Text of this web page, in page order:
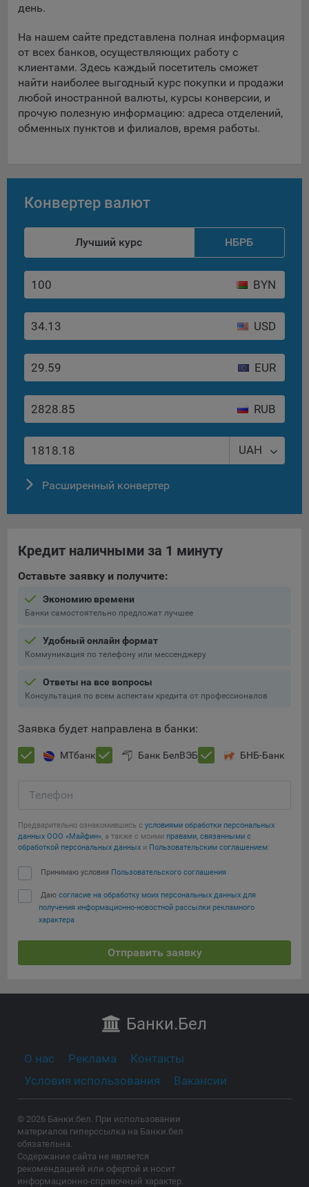
Google Ads - сервис показа контекстной рекламы,
House Barrow Street Dublin 4, D04E5W5 Ireland.
Сохранить мои изменения
Сохранить по умолчанию
день.
На нашем сайте представлена полная информация
от всех банков, осуществляющих работу с
клиентами. Здесь каждый посетитель сможет
найти наиболее выгодный курс покупки и продажи
любой иностранной валюты, курсы конверсии, и
прочую полезную информацию: адреса отделений,
обменных пунктов и филиалов, время работы.
Конвертер валют
Лучший курс НБРБ
BYN
USD
EUR
RUB
UAH
Расширенный конвертер
Кредит наличными за 1 минуту
Оставьте заявку и получите:
Экономию времени
Банки самостоятельно предложат лучшее
Удобный онлайн формат
Коммуникация по телефону или мессенджеру
Ответы на все вопросы
Консультация по всем аспектам кредита от профессионалов
Заявка будет направлена в банки:
МТбанк Банк БелВЭБ БНБ-Банк
Телефон
Предварительно ознакомившись с условиями обработки персональных
данных ООО «Майфин», а также с моими правами, связанными с
обработкой персональных данных и Пользовательским соглашением:
Принимаю условия Пользовательского соглашения
Даю согласие на обработку моих персональных данных для
получения информационно-новостной рассылки рекламного
характера
Отправить заявку
Банки.Бел
О нас Реклама
Контакты
Условия использования
Вакансии
© 2026 Банки.бел. При использовании
материалов гиперссылка на Банки.бел
обязательна.
Содержание сайта не является
рекомендацией или офертой и носит
информационно-справочный характер.